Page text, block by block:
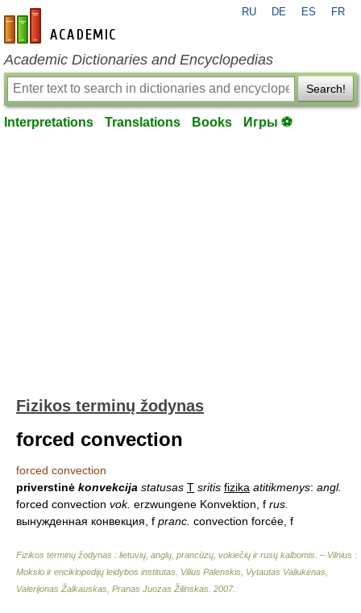
en-academic.com
RU DE ES FR
Academic Dictionaries and Encyclopedias
Search!
Interpretations Translations Books Игры ⚽
Fizikos terminų žodynas
forced convection
forced convection
priverstinė konvekcija statusas T sritis fizika atitikmenys: angl.
forced convection vok. erzwungene Konvektion, f rus.
вынужденная конвекция, f pranc. convection forcée, f
Fizikos terminų žodynas : lietuvių, anglų, prancūzų, vokiečių ir rusų kalbomis. – Vilnius :
Mokslo ir enciklopedijų leidybos institutas Vilius Palenskis, Vytautas Valiukėnas,
Valerijonas Žalkauskas, Pranas Juozas Žilinskas 2007.